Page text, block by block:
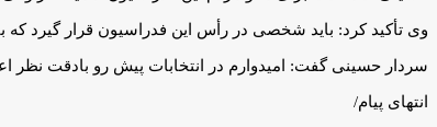
وی تأکید کرد: باید شخصی در رأس این فدراسیون قرار گیرد که
سردار حسینی گفت: اميدوارم در انتخابات پيش رو بادقت نظر
انتهای پیام/